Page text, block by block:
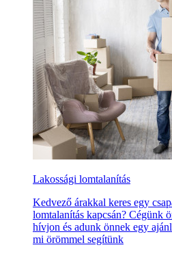
Lakossági lomtalanítás
Kedvező árakkal keres egy
lomtalanítás kapcsán? Cégünk
hívjon és adunk önnek egy
mi örömmel segítünk